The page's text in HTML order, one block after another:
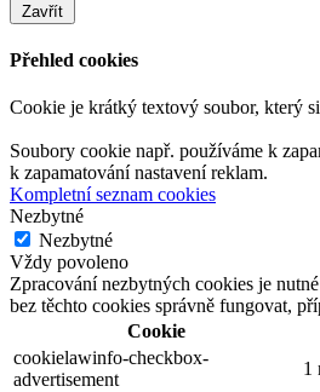
Zavřít
Přehled cookies
Cookie je krátký textový soubor, který
Soubory cookie např. používáme k
k zapamatování nastavení reklam.
Kompletní seznam cookies
Nezbytné
Nezbytné
Vždy povoleno
Zpracování nezbytných cookies je
bez těchto cookies správně fungovat,
Cookie
cookielawinfo-checkbox-
advertisement
1